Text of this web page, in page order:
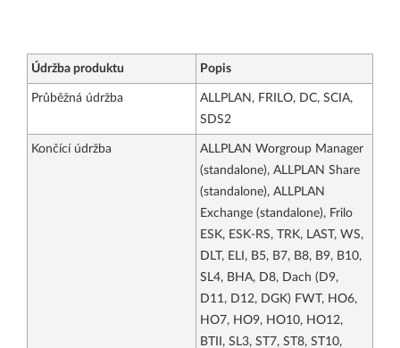
Údržba produktu Popis
Průběžná údržba
ALLPLAN, FRILO, DC, SCIA,
SDS2
Končící údržba
ALLPLAN Worgroup Manager
(standalone), ALLPLAN Share
(standalone), ALLPLAN
Exchange (standalone), Frilo
ESK, ESK-RS, TRK, LAST, WS,
DLT, ELI, B5, B7, B8, B9, B10,
SL4, BHA, D8, Dach (D9,
D11, D12, DGK) FWT, HO6,
HO7, HO9, HO10, HO12,
BTII, SL3, ST7, ST8, ST10,